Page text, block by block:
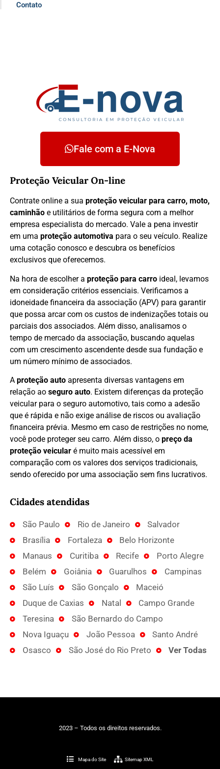
Contato
Fale com a E-Nova
Proteção Veicular On-line
Contrate online a sua proteção veicular para carro, moto,
caminhão e utilitários de forma segura com a melhor
empresa especialista do mercado. Vale a pena investir
em uma proteção automotiva para o seu veículo. Realize
uma cotação conosco e descubra os benefícios
exclusivos que oferecemos.
Na hora de escolher a proteção para carro ideal, levamos
em consideração critérios essenciais. Verificamos a
idoneidade financeira da associação (APV) para garantir
que possa arcar com os custos de indenizações totais ou
parciais dos associados. Além disso, analisamos o
tempo de mercado da associação, buscando aquelas
com um crescimento ascendente desde sua fundação e
um número mínimo de associados.
A proteção auto apresenta diversas vantagens em
relação ao seguro auto. Existem diferenças da proteção
veicular para o seguro automotivo, tais como a adesão
que é rápida e não exige análise de riscos ou avaliação
financeira prévia. Mesmo em caso de restrições no nome,
você pode proteger seu carro. Além disso, o preço da
proteção veicular é muito mais acessível em
comparação com os valores dos serviços tradicionais,
sendo oferecido por uma associação sem fins lucrativos.
Cidades atendidas
São Paulo Rio de Janeiro
Salvador
Brasília
Fortaleza
Belo Horizonte
Manaus
Curitiba Recife
Porto Alegre
Belém
Goiânia Guarulhos
Campinas
São Luís
São Gonçalo
Maceió
Duque de Caxias
Natal
Campo Grande
Teresina
São Bernardo do Campo
Nova Iguaçu
João Pessoa
Santo André
Osasco
São José do Rio Preto Ver Todas
2023 – Todos os direitos reservados.
Mapa do Site Sitemap XML